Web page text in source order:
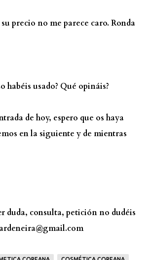
precio no me parece caro. Ronda
habéis usado? Qué opináis?
de hoy, espero que os haya
en la siguiente y de mientras
duda, consulta, petición no dudéis